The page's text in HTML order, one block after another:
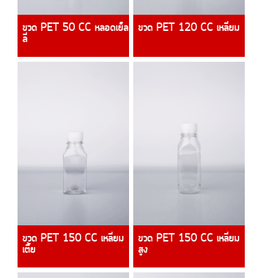
ขวด PET 50 CC หลอดเย็ล
ลี่
ขวด PET 120 CC เหลี่ยม
ขวด PET 150 CC เหลี่ยม
เตี้ย
ขวด PET 150 CC เหลี่ยม
สูง